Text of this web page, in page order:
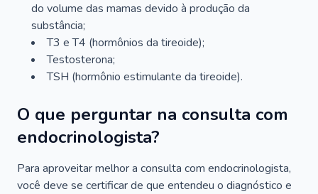
do volume das mamas devido à produção da
substância;
T3 e T4 (hormônios da tireoide);
Testosterona;
TSH (hormônio estimulante da tireoide).
O que perguntar na consulta com
endocrinologista?
Para aproveitar melhor a consulta com endocrinologista,
você deve se certificar de que entendeu o diagnóstico e